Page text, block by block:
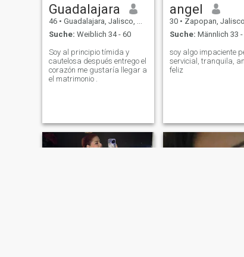
Guadalajara
46 • Guadalajara, Jalisco, Mexiko
Suche: Weiblich 34 - 60
Soy al principio tímida y
cautelosa después entrego el
corazón me gustaría llegar a
el matrimonio .
angel
30 • Zapopan, Jalisco,
Suche: Männlich 33 -
soy algo impaciente
servicial, tranquila,
feliz